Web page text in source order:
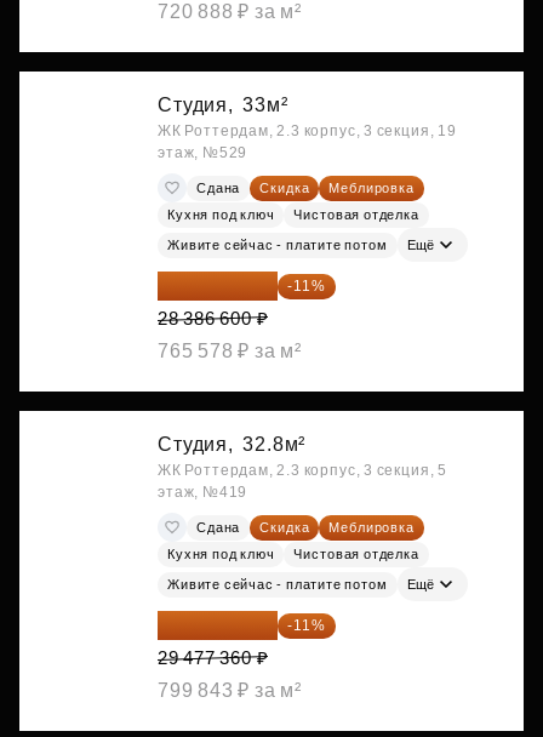
720 888 ₽ за м²
Студия, 33м²
ЖК Роттердам, 2.3 корпус, 3 секция, 19
этаж, №529
Сдана Скидка
Меблировка
Кухня под ключ
Чистовая отделка
Живите сейчас - платите потом Ещё
25 264 074 ₽ -11%
28 386 600 ₽
765 578 ₽ за м²
Студия, 32.8м²
ЖК Роттердам, 2.3 корпус, 3 секция, 5
этаж, №419
Сдана Скидка
Меблировка
Кухня под ключ
Чистовая отделка
Живите сейчас - платите потом Ещё
26 234 850 ₽ -11%
29 477 360 ₽
799 843 ₽ за м²